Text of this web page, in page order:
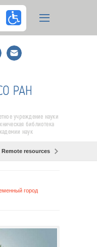
E-
mail
подписка
учреждение науки
библиотека
наук
Remote resources
город